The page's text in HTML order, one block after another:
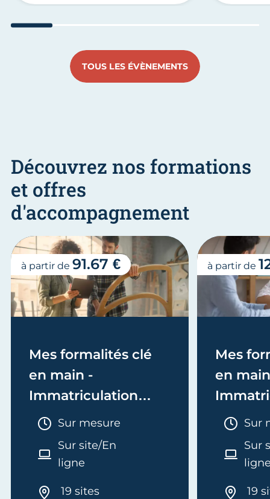
TOUS LES ÉVÈNEMENTS
Découvrez nos formations
et offres
d'accompagnement
Mes formalités clé
en main -
Immatriculation
(EI/Micro-entreprise
ou réel)
Durée :
Sur mesure
Sur site/En
ligne
19 sites
à partir de 91.67 €
Mes
en
Sur
Sur
19
à partir de